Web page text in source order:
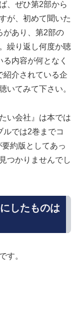
、ぜひ第2部から
が、初めて聞いた
があり、第2部の
繰り返し何度か聴
内容が何となく
紹介されている企
いてみて下さい。
い会社』は本では
では2巻までコ
約版としてあっ
つかりませんでし
したものは
す。